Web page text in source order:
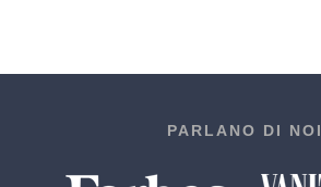
PARLANO DI NOI